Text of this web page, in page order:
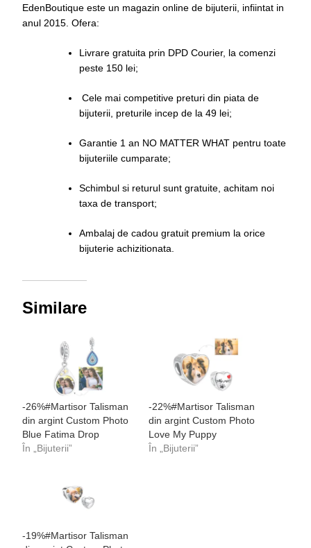
EdenBoutique este un magazin online de bijuterii, infiintat in
anul 2015. Ofera:
Livrare gratuita prin DPD Courier, la comenzi
peste 150 lei;
Cele mai competitive preturi din piata de
bijuterii, preturile incep de la 49 lei;
Garantie 1 an NO MATTER WHAT pentru toate
bijuteriile cumparate;
Schimbul si returul sunt gratuite, achitam noi
taxa de transport;
Ambalaj de cadou gratuit premium la orice
bijuterie achizitionata.
Similare
-26%#Martisor Talisman
din argint Custom Photo
Blue Fatima Drop
În „Bijuterii”
-22%#Martisor Talisman
din argint Custom Photo
Love My Puppy
În „Bijuterii”
-19%#Martisor Talisman